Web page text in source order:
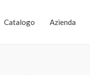
Catalogo Azienda